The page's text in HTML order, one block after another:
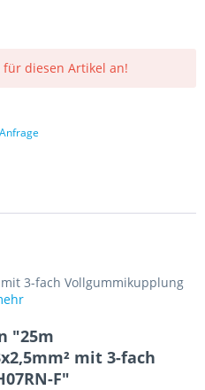
diesen Artikel an!
3-fach Vollgummikupplung
"25m
mit 3-fach
F"